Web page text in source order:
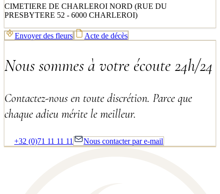
CIMETIERE DE CHARLEROI NORD (RUE DU
PRESBYTERE 52 - 6000 CHARLEROI)
Envoyer des fleurs Acte de décès
Nous sommes à votre écoute 24h/24
Contactez-nous en toute discrétion. Parce que
chaque adieu mérite le meilleur.
+32 (0)71 11 11 11 Nous contacter par e-mail